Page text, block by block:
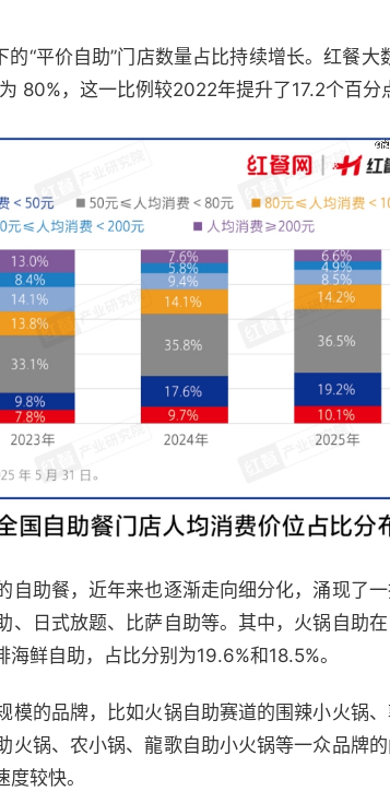
“平价自助”门店数量占比持续增长。红餐
80%，这一比例较2022年提升了17.2个百分
自助餐，近年来也逐渐走向细分化，涌现了
、日式放题、比萨自助等。其中，火锅自助
鲜自助，占比分别为19.6%和18.5%。
模的品牌，比如火锅自助赛道的围辣小火锅
火锅、农小锅、龍歌自助小火锅等一众品牌
较快。